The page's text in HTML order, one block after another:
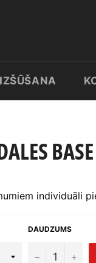
individuāli
DAUDZUMS
− +